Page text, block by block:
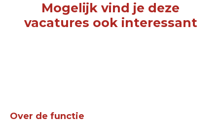
Mogelijk vind je deze
vacatures ook interessant
Over de functie